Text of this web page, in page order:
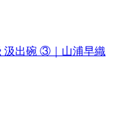
汲出碗 ③｜山浦早織